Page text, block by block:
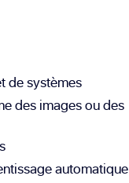
de systèmes
des images ou des
automatique